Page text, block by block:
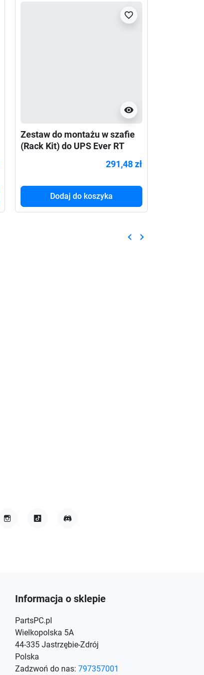
visibility
favorite_border
Zestaw do montażu w szafie
(Rack Kit) do UPS Ever RT
291,48 zł
Dodaj do koszyka
Poprzedni
keyboard_arrow_left Następny
keyboard_arrow_right
Informacja o sklepie
PartsPC.pl
Wielkopolska 5A
44-335 Jastrzębie-Zdrój
Polska
Zadzwoń do nas: 797357001